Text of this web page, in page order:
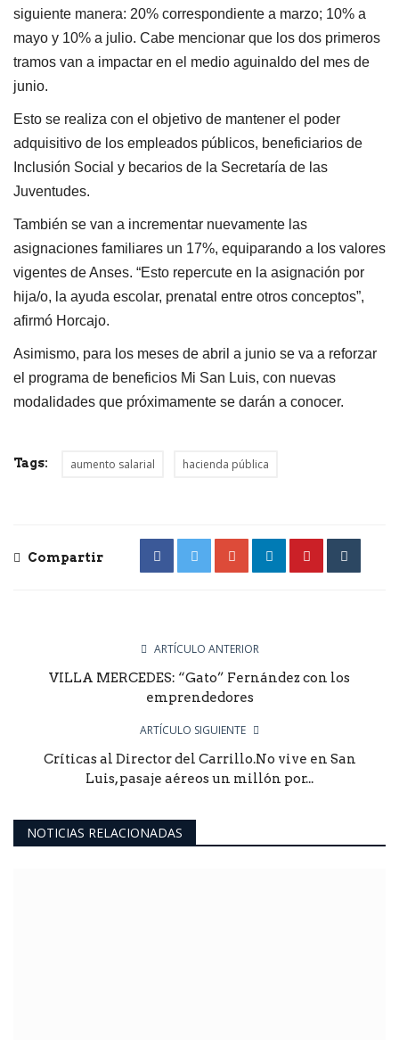
siguiente manera: 20% correspondiente a marzo; 10% a
mayo y 10% a julio. Cabe mencionar que los dos primeros
tramos van a impactar en el medio aguinaldo del mes de
junio.
Esto se realiza con el objetivo de mantener el poder
adquisitivo de los empleados públicos, beneficiarios de
Inclusión Social y becarios de la Secretaría de las
Juventudes.
También se van a incrementar nuevamente las
asignaciones familiares un 17%, equiparando a los valores
vigentes de Anses. “Esto repercute en la asignación por
hija/o, la ayuda escolar, prenatal entre otros conceptos”,
afirmó Horcajo.
Asimismo, para los meses de abril a junio se va a reforzar
el programa de beneficios Mi San Luis, con nuevas
modalidades que próximamente se darán a conocer.
Tags: aumento salarial hacienda pública
Compartir
ARTÍCULO ANTERIOR
VILLA MERCEDES: “Gato” Fernández con los
emprendedores
ARTÍCULO SIGUIENTE
Críticas al Director del Carrillo.No vive en San
Luis, pasaje aéreos un millón por...
NOTICIAS RELACIONADAS